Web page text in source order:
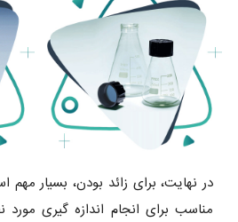
در نهایت، برای زائد بودن، بسیار
مناسب برای انجام اندازه گیری مورد